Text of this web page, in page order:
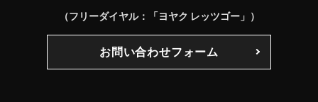
（フリーダイヤル：「ヨヤク レッツゴー」）
お問い合わせフォーム